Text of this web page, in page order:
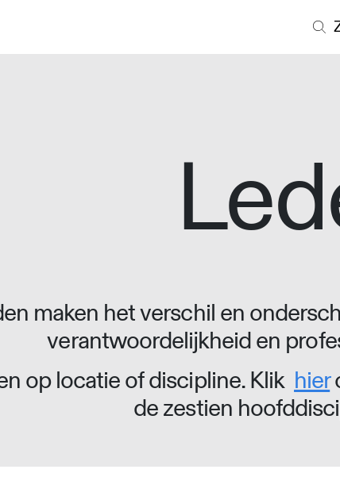
maken het verschil en
verantwoordelijkheid en
op locatie of discipline. Klik hier
de zestien